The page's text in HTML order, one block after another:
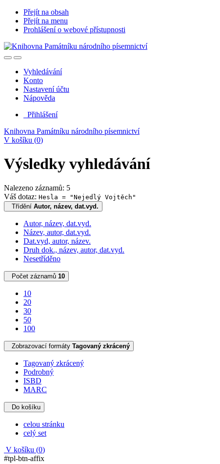
Přejít na obsah
Přejít na menu
Prohlášení o webové přístupnosti
Vyhledávání
Konto
Nastavení účtu
Nápověda
Přihlášení
Knihovna Památníku národního písemnictví
V košíku (0)
Výsledky vyhledávání
Nalezeno záznamů: 5
Váš dotaz: Hesla = "Nejedlý Vojtěch"
Třídění Autor, název, dat.vyd.
Autor, název, dat.vyd.
Název, autor, dat.vyd.
Dat.vyd, autor, název.
Druh dok., název, autor, dat.vyd.
Nesetříděno
Počet záznamů 10
10
20
30
50
100
Zobrazovací formáty Tagovaný zkrácený
Tagovaný zkrácený
Podrobný
ISBD
MARC
Do košíku
celou stránku
celý set
V košíku (0)
#tpl-btn-affix